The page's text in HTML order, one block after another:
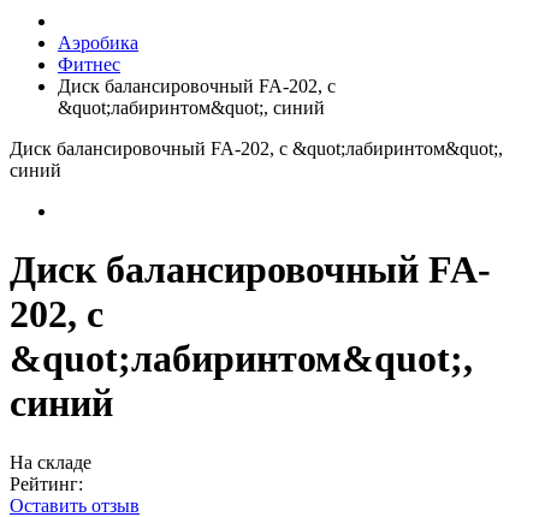
Аэробика
Фитнес
Диск балансировочный FA-202, с
&quot;лабиринтом&quot;, синий
Диск балансировочный FA-202, с &quot;лабиринтом&quot;,
синий
Диск балансировочный FA-
202, с
&quot;лабиринтом&quot;,
синий
На складе
Рейтинг:
Оставить отзыв